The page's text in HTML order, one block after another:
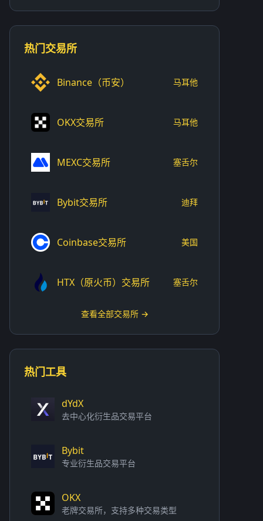
热门交易所
Binance（币安） 马耳他
OKX交易所 马耳他
MEXC交易所 塞舌尔
Bybit交易所 迪拜
Coinbase交易所 美国
HTX（原火币）交易所 塞舌尔
查看全部交易所 →
热门工具
dYdX
去中心化衍生品交易平台
Bybit
专业衍生品交易平台
OKX
老牌交易所，支持多种交易类型